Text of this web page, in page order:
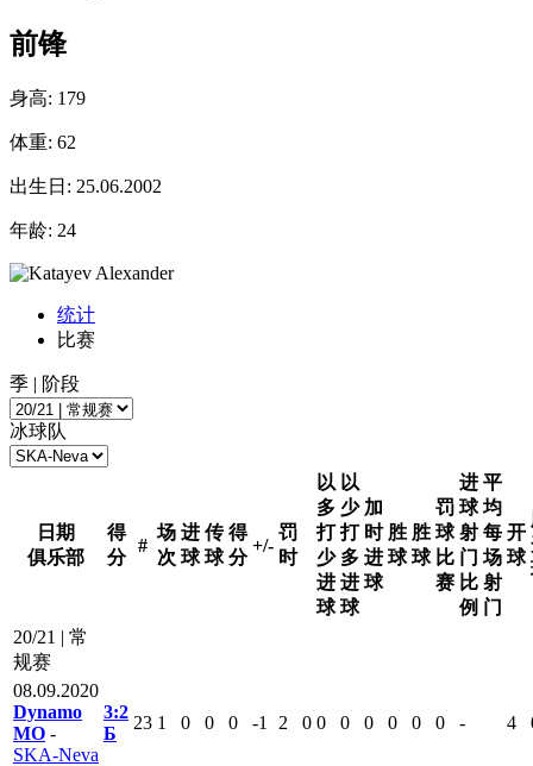
前锋
身高: 179
体重: 62
出生日: 25.06.2002
年龄: 24
统计
比赛
季 | 阶段
冰球队
日期
俱乐部
得
分
#
场
次
进
球
传
球
得
分
+/-
罚
时
以
多
打
少
进
球
以
少
打
多
进
球
加
时
进
球
胜
球
胜
球
罚
球
比
赛
进
球
射
门
比
例
平
均
每
场
射
门
开
球
20/21 | 常
规赛
08.09.2020
Dynamo
MO -
SKA-Neva
3:2
Б
23 1 0 0 0 -1 2 0 0 0 0 0 0 0 - 4